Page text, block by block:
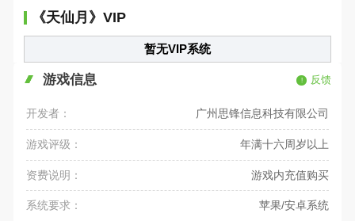
《天仙月》VIP
暂无VIP系统
游戏信息 反馈
开发者： 广州思锋信息科技有限公司
游戏评级： 年满十六周岁以上
资费说明： 游戏内充值购买
系统要求： 苹果/安卓系统